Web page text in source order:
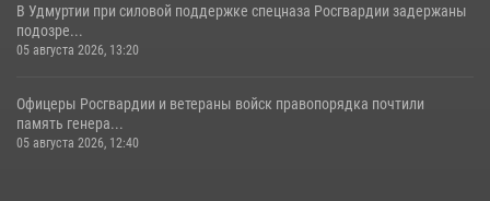
В Удмуртии при силовой поддержке спецназа Росгвардии задержаны
подозре...
05 августа 2026, 13:20
Офицеры Росгвардии и ветераны войск правопорядка почтили
память генера...
05 августа 2026, 12:40